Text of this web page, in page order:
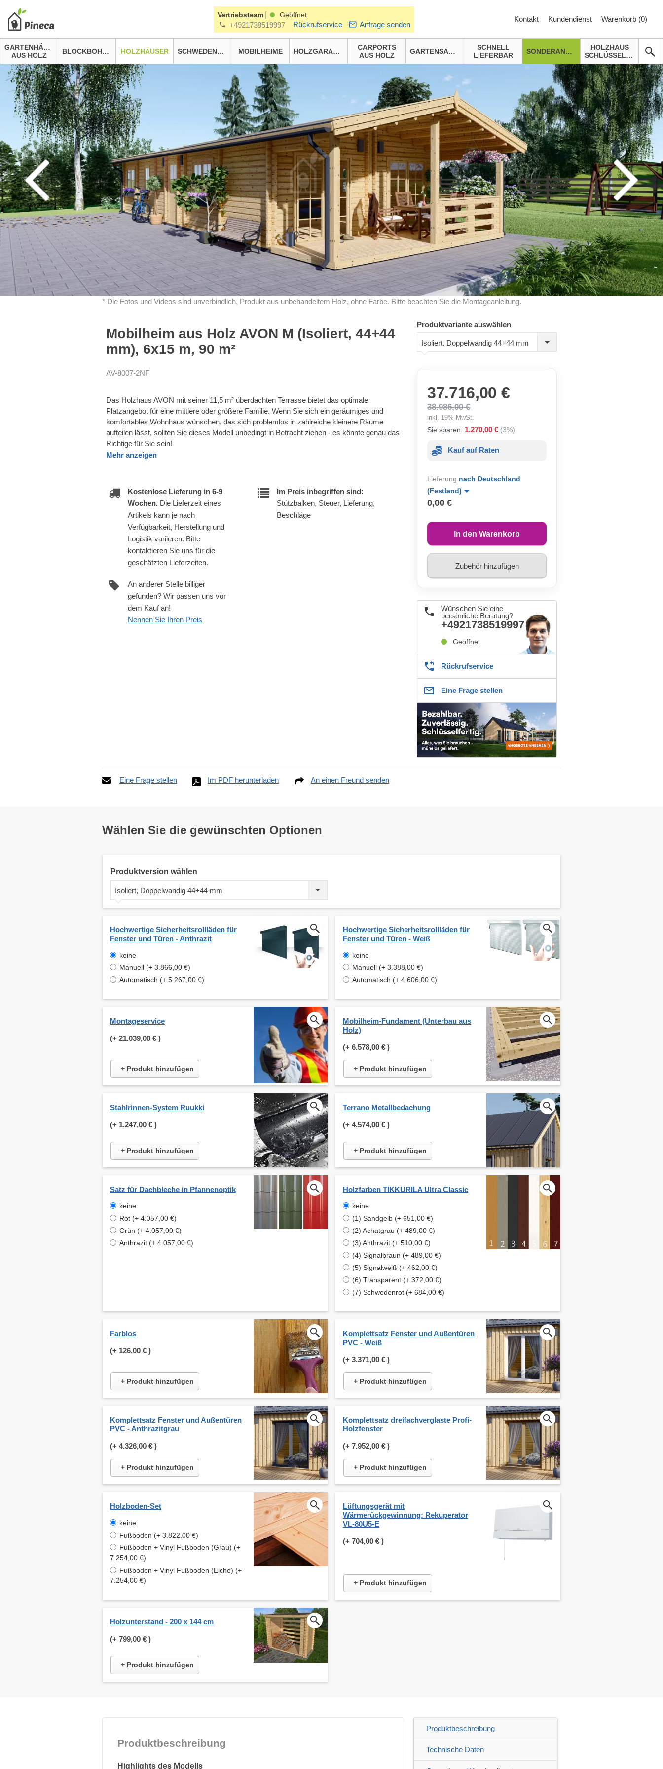
Vertriebsteam Geöffnet
+4921738519997 Rückrufservice Anfrage senden
Kontakt Kundendienst Warenkorb (0)
GARTENHÄUSER
AUS HOLZ
BLOCKBOHLENHÄUSER HOLZHÄUSER SCHWEDENHÄUSER MOBILHEIME HOLZGARAGEN
CARPORTS
AUS HOLZ
GARTENSAUNA
SCHNELL
LIEFERBAR
SONDERANGEBOTE
HOLZHAUS
SCHLÜSSELFERTIG
* Die Fotos und Videos sind unverbindlich, Produkt aus unbehandeltem Holz, ohne Farbe. Bitte beachten Sie die Montageanleitung.
Mobilheim aus Holz AVON M (Isoliert, 44+44
mm), 6x15 m, 90 m²
AV-8007-2NF
Das Holzhaus AVON mit seiner 11,5 m² überdachten Terrasse bietet das optimale
Platzangebot für eine mittlere oder größere Familie. Wenn Sie sich ein geräumiges und
komfortables Wohnhaus wünschen, das sich problemlos in zahlreiche kleinere Räume
aufteilen lässt, sollten Sie dieses Modell unbedingt in Betracht ziehen - es könnte genau das
Richtige für Sie sein!
Mehr anzeigen
Kostenlose Lieferung in 6-9
Wochen. Die Lieferzeit eines
Artikels kann je nach
Verfügbarkeit, Herstellung und
Logistik variieren. Bitte
kontaktieren Sie uns für die
geschätzten Lieferzeiten.
Im Preis inbegriffen sind:
Stützbalken, Steuer, Lieferung,
Beschläge
An anderer Stelle billiger
gefunden? Wir passen uns vor
dem Kauf an!
Nennen Sie Ihren Preis
Produktvariante auswählen
Isoliert, Doppelwandig 44+44 mm
37.716,00 €
38.986,00 €
inkl. 19% MwSt.
Sie sparen: 1.270,00 € (3%)
Kauf auf Raten
Lieferung nach Deutschland
(Festland)
0,00 €
In den Warenkorb
Zubehör hinzufügen
Wünschen Sie eine
persönliche Beratung?
+4921738519997
Geöffnet
Rückrufservice
Eine Frage stellen
Eine Frage stellen Im PDF herunterladen An einen Freund senden
Wählen Sie die gewünschten Optionen
Produktversion wählen
Isoliert, Doppelwandig 44+44 mm
Hochwertige Sicherheitsrollläden für
Fenster und Türen - Anthrazit
keine
Manuell (+ 3.866,00 €)
Automatisch (+ 5.267,00 €)
Hochwertige Sicherheitsrollläden für
Fenster und Türen - Weiß
keine
Manuell (+ 3.388,00 €)
Automatisch (+ 4.606,00 €)
Montageservice
(+ 21.039,00 € )
+ Produkt hinzufügen
Mobilheim-Fundament (Unterbau aus
Holz)
(+ 6.578,00 € )
+ Produkt hinzufügen
Stahlrinnen-System Ruukki
(+ 1.247,00 € )
+ Produkt hinzufügen
Terrano Metallbedachung
(+ 4.574,00 € )
+ Produkt hinzufügen
Satz für Dachbleche in Pfannenoptik
keine
Rot (+ 4.057,00 €)
Grün (+ 4.057,00 €)
Anthrazit (+ 4.057,00 €)
Holzfarben TIKKURILA Ultra Classic
keine
(1) Sandgelb (+ 651,00 €)
(2) Achatgrau (+ 489,00 €)
(3) Anthrazit (+ 510,00 €)
(4) Signalbraun (+ 489,00 €)
(5) Signalweiß (+ 462,00 €)
(6) Transparent (+ 372,00 €)
(7) Schwedenrot (+ 684,00 €)
Farblos
(+ 126,00 € )
+ Produkt hinzufügen
Komplettsatz Fenster und Außentüren
PVC - Weiß
(+ 3.371,00 € )
+ Produkt hinzufügen
Komplettsatz Fenster und Außentüren
PVC - Anthrazitgrau
(+ 4.326,00 € )
+ Produkt hinzufügen
Komplettsatz dreifachverglaste Profi-
Holzfenster
(+ 7.952,00 € )
+ Produkt hinzufügen
Holzboden-Set
keine
Fußboden (+ 3.822,00 €)
Fußboden + Vinyl Fußboden (Grau) (+
7.254,00 €)
Fußboden + Vinyl Fußboden (Eiche) (+
7.254,00 €)
Lüftungsgerät mit
Wärmerückgewinnung: Rekuperator
VL-80U5-E
(+ 704,00 € )
+ Produkt hinzufügen
Holzunterstand - 200 x 144 cm
(+ 799,00 € )
+ Produkt hinzufügen
Produktbeschreibung
Highlights des Modells
Produktbeschreibung
Technische Daten